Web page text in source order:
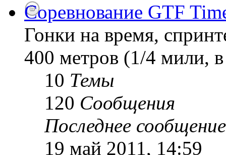
Соревнование GTF
Гонки на время,
400 метров (1/4 мили,
10 Темы
120 Сообщения
Последнее сообщение
19 май 2011, 14:59